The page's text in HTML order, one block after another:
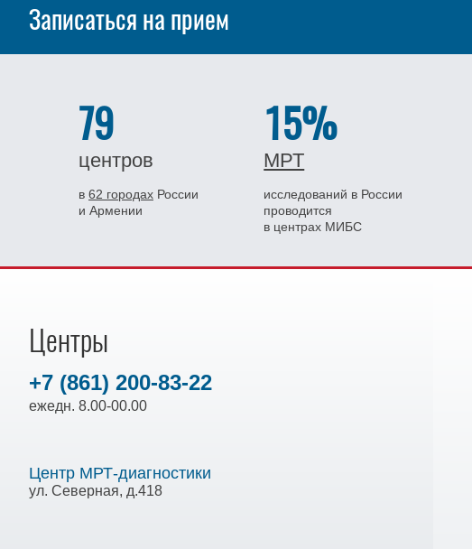
Записаться на прием
79
центров
в 62 городах России
и Армении
15%
МРТ
исследований в России
проводится
в центрах МИБС
Центры
+7 (861) 200-83-22
ежедн. 8.00-00.00
Центр МРТ-диагностики
ул. Северная, д.418